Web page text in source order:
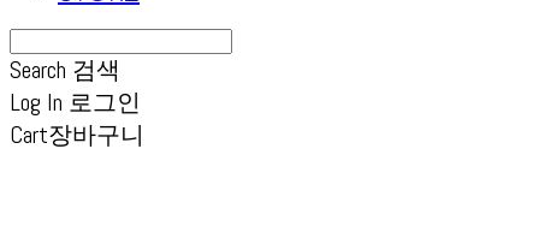
Search 검색
Log In 로그인
Cart장바구니